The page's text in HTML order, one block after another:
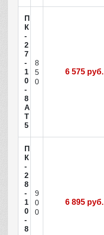
П
К
-
2
7
-
1
0
-
8
А
Т
5
8
5
0
6 575 руб.
П
К
-
2
8
-
1
0
-
8
9
0
0
6 895 руб.